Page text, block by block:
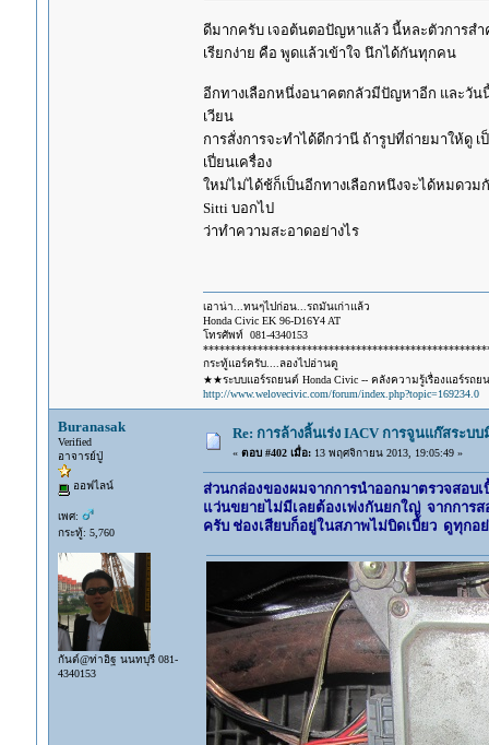
ดีมากครับ เจอต้นตอปัญหาแล้ว นี้หละตัวการสำ
เรียกง่าย คือ พูดแล้วเข้าใจ นึกได้กันทุกคน
อีกทางเลือกหนึ่งอนาคตกลัวมีปัญหาอีก และวัน
เวียน
การสั่งการจะทำได้ดีกว่านี ถ้ารูปที่ถ่ายมาให้ดู
เปี่ยนเครื่อง
ใหม่ไม่ได้ช้ก็เป็นอีกทางเลือกหนึงจะได้หมดว
Sitti บอกไป
ว่าทำความสะอาดอย่างไร
เอาน่า...ทนๆไปก่อน...รถมันเก่าแล้ว
Honda Civic EK 96-D16Y4 AT
โทรศัพท์ 081-4340153
กระทู้แอร์ครับ....ลองไปอ่านดู
★★ระบบแอร์รถยนต์ Honda Civic -- คลังความรู้เรื่องแอร์รถ
http://www.welovecivic.com/forum/index.php?topic=169234.0
Buranasak
Verified
อาจารย์ปู่
ออฟไลน์
เพศ:
กระทู้: 5,760
กันต์@ท่าอิฐ นนทบุรี 081-
4340153
Re: การล้างลิ้นเร่ง IACV การจูนแก๊สระ
« ตอบ #402 เมื่อ:13 พฤศจิกายน 2013, 19:05:49 »
ส่วนกล่องของผมจากการนำออกมาตรวจสอบ
แว่นขยายไม่มีเลยต้องเพ่งกันยกใญ่ จากการ
ครับ ช่องเสียบก็อยู่ในสภาพไม่บิดเบี้ยว ดูทุกอ